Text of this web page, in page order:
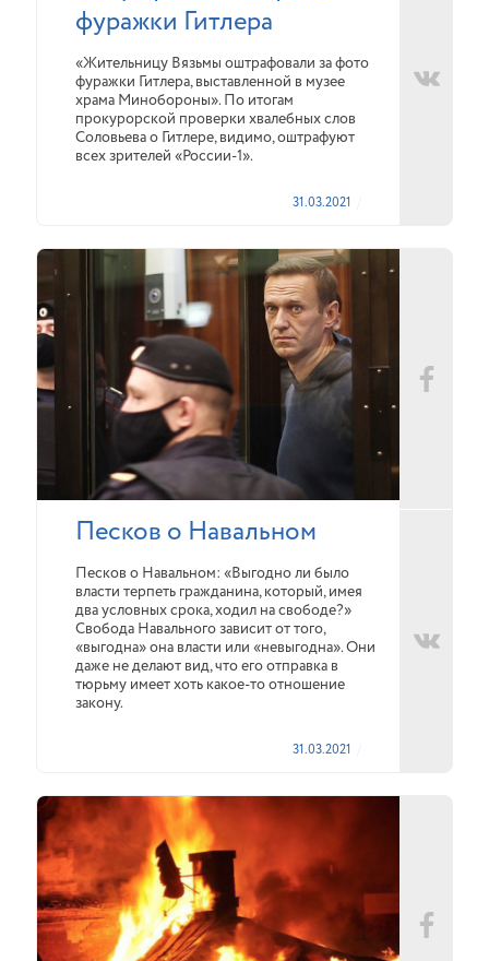
фуражки Гитлера
«Жительницу Вязьмы оштрафовали за фото
фуражки Гитлера, выставленной в музее
храма Минобороны». По итогам
прокурорской проверки хвалебных слов
Соловьева о Гитлере, видимо, оштрафуют
всех зрителей «России-1».
31.03.2021
Песков о Навальном
Песков о Навальном: «Выгодно ли было
власти терпеть гражданина, который, имея
два условных срока, ходил на свободе?»
Свобода Навального зависит от того,
«выгодна» она власти или «невыгодна». Они
даже не делают вид, что его отправка в
тюрьму имеет хоть какое-то отношение
закону.
31.03.2021